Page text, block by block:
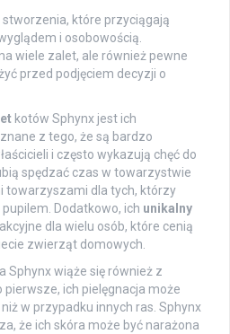
stworzenia, które przyciągają
i osobowością.
wiele zalet, ale również pewne
przed podjęciem decyzji o
kotów Sphynx jest ich
z tego, że są bardzo
i często wykazują chęć do
spędzać czas w towarzystwie
towarzyszami dla tych, którzy
Dodatkowo, ich unikalny
dla wielu osób, które cenią
zwierząt domowych.
Sphynx wiąże się również z
ich pielęgnacja może
w przypadku innych ras. Sphynx
że ich skóra może być narażona